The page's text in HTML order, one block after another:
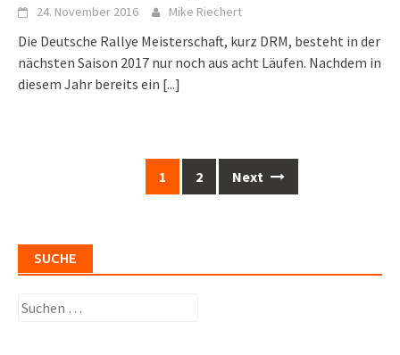
24. November 2016 Mike Riechert
Die Deutsche Rallye Meisterschaft, kurz DRM, besteht in der
nächsten Saison 2017 nur noch aus acht Läufen. Nachdem in
diesem Jahr bereits ein [...]
1 2 Next
SUCHE
Suchen